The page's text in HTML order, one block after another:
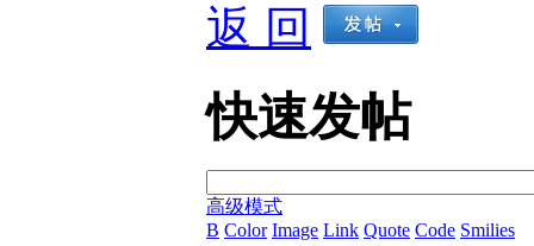
返 回
快速发帖
高级模式
B Color Image Link Quote Code Smilies